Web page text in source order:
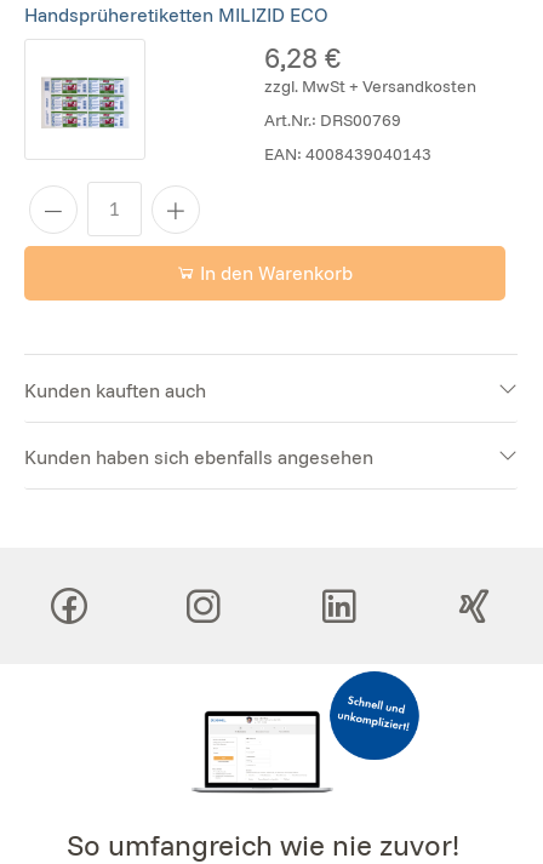
Handsprüheretiketten MILIZID ECO
6,28 €
zzgl. MwSt + Versandkosten
Art.Nr.: DRS00769
EAN:4008439040143
In den Warenkorb
Kunden kauften auch
Kunden haben sich ebenfalls angesehen
So umfangreich wie nie zuvor!